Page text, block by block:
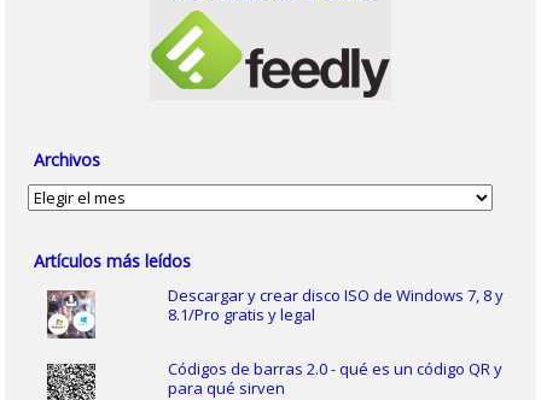
Archivos
Archivos
Artículos más leídos
Descargar y crear disco ISO de Windows 7, 8 y
8.1/Pro gratis y legal
Códigos de barras 2.0 - qué es un código QR y
para qué sirven